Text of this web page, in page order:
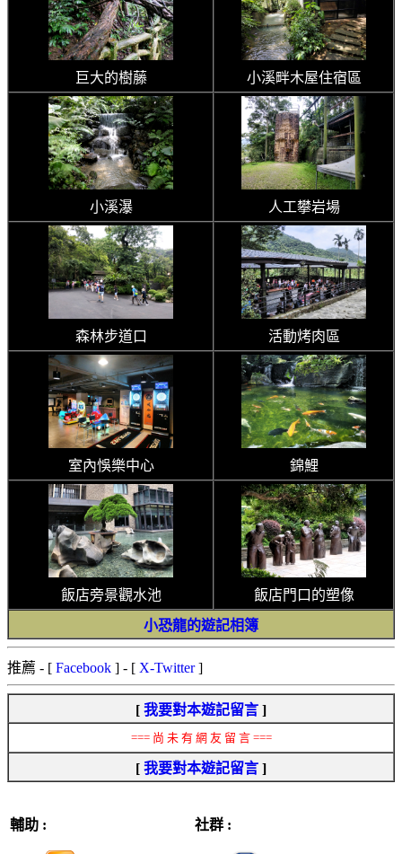
巨大的樹藤 小溪畔木屋住宿區
小溪瀑 人工攀岩場
森林步道口 活動烤肉區
室內悞樂中心 錦鯉
飯店旁景觀水池
飯店門口的塑像
小恐龍的遊記相簿
推薦 - [ Facebook ] - [ X-Twitter]
[ 我要對本遊記留言 ]
=== 尚 未 有 網 友 留 言 ===
[ 我要對本遊記留言 ]
輔助 : 社群 :